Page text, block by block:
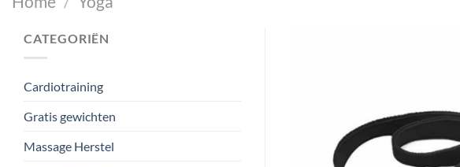
CATEGORIËN
Cardiotraining
Gratis gewichten
Massage Herstel